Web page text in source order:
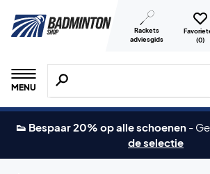
Rackets
adviesgids
(0)
MENU
Zoeken naar producten,
👟 Bespaar 20% op alle schoenen -
de selectie